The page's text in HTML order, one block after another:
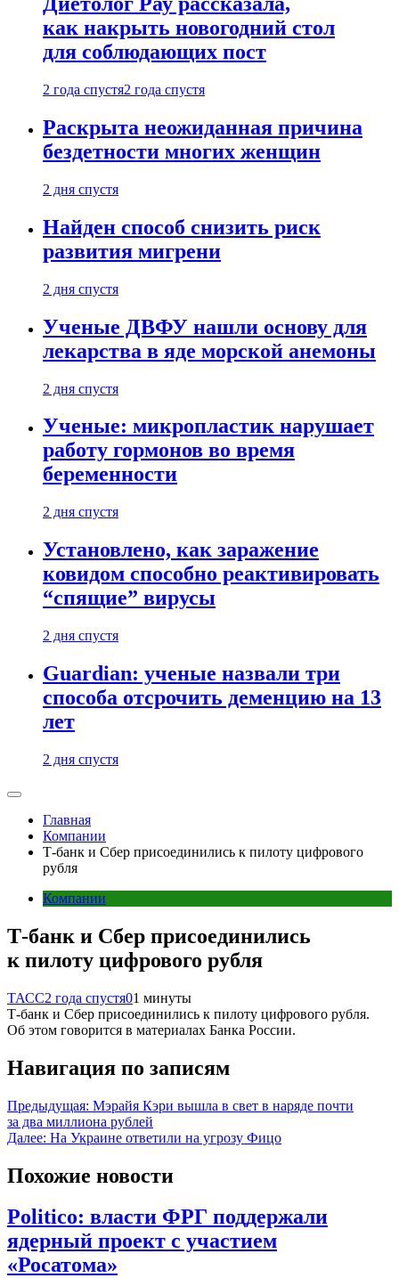
как накрыть новогодний стол
для соблюдающих пост
2 года спустя2 года спустя
Раскрыта неожиданная причина
бездетности многих женщин
2 дня спустя
Найден способ снизить риск
развития мигрени
2 дня спустя
Ученые ДВФУ нашли основу для
лекарства в яде морской анемоны
2 дня спустя
Ученые: микропластик нарушает
работу гормонов во время
беременности
2 дня спустя
Установлено, как заражение
ковидом способно реактивировать
“спящие” вирусы
2 дня спустя
Guardian: ученые назвали три
способа отсрочить деменцию на 13
лет
2 дня спустя
Главная
Компании
Т-банк и Сбер присоединились к пилоту цифрового
рубля
Компании
Т-банк и Сбер присоединились
к пилоту цифрового рубля
ТАСС2 года спустя01 минуты
Т-банк и Сбер присоединились к пилоту цифрового рубля.
Об этом говорится в материалах Банка России.
Навигация по записям
Предыдущая: Мэрайя Кэри вышла в свет в наряде почти
за два миллиона рублей
Далее: На Украине ответили на угрозу Фицо
Похожие новости
Politico: власти ФРГ поддержали
ядерный проект с участием
«Росатома»